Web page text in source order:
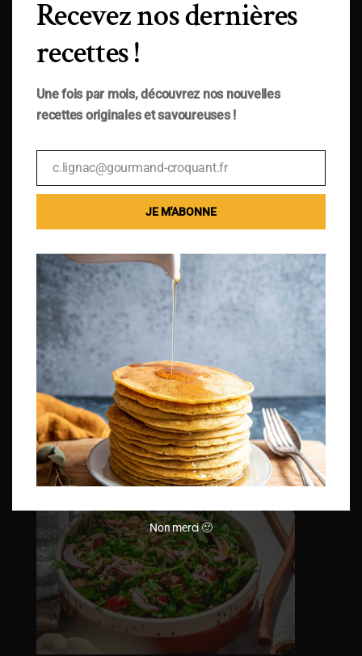
Recevez nos dernières
recettes !
Une fois par mois, découvrez nos nouvelles
recettes originales et savoureuses !
Email
c.lignac@gourmand-croquant.fr
JE M'ABONNE
Non merci 🙂